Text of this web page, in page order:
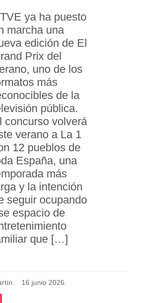
ya ha puesto
marcha una
edición de El
Prix del
uno de los
más
de la
pública.
concurso volverá
verano a La 1
12 pueblos de
España, una
más
y la intención
seguir ocupando
espacio de
que […]
. 16 junio 2026.